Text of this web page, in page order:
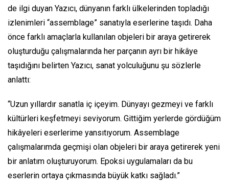
de ilgi duyan Yazıcı, dünyanın farklı ülkelerinden topladığı
izlenimleri “assemblage” sanatıyla eserlerine taşıdı. Daha
önce farklı amaçlarla kullanılan objeleri bir araya getirerek
oluşturduğu çalışmalarında her parçanın ayrı bir hikâye
taşıdığını belirten Yazıcı, sanat yolculuğunu şu sözlerle
anlattı:
“Uzun yıllardır sanatla iç içeyim. Dünyayı gezmeyi ve farklı
kültürleri keşfetmeyi seviyorum. Gittiğim yerlerde gördüğüm
hikâyeleri eserlerime yansıtıyorum. Assemblage
çalışmalarımda geçmişi olan objeleri bir araya getirerek yeni
bir anlatım oluşturuyorum. Epoksi uygulamaları da bu
eserlerin ortaya çıkmasında büyük katkı sağladı.”